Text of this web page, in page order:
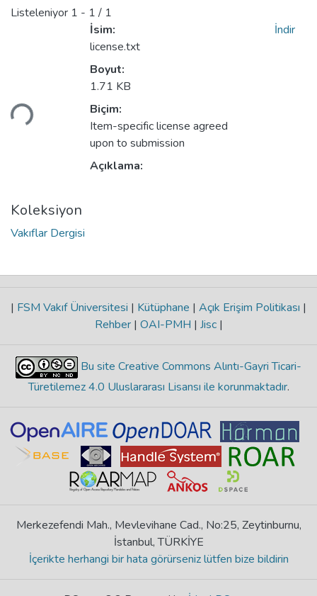
Listeleniyor 1 - 1 / 1
İsim:
license.txt
Boyut:
1.71 KB
Biçim:
Item-specific license agreed
upon to submission
Açıklama:
İndir
Koleksiyon
Vakıflar Dergisi
| FSM Vakıf Üniversitesi | Kütüphane | Açık Erişim Politikası |
Rehber | OAI-PMH | Jisc |
Bu site Creative Commons Alıntı-Gayri Ticari-
Türetilemez 4.0 Uluslararası Lisansı ile korunmaktadır.
Merkezefendi Mah., Mevlevihane Cad., No:25, Zeytinburnu,
İstanbul, TÜRKİYE
İçerikte herhangi bir hata görürseniz lütfen bize bildirin